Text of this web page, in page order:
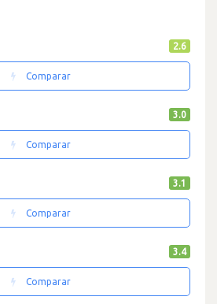
2.6
Comparar
3.0
Comparar
3.1
Comparar
3.4
Comparar